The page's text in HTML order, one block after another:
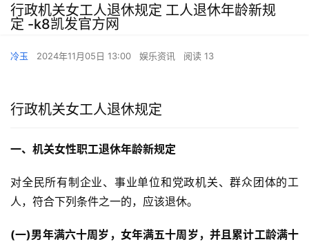
行政机关女工人退休规定 工人退休年龄新规
定 -k8凯发官方网
冷玉 2024年11月05日 13:00 娱乐资讯 阅读 13
行政机关女工人退休规定
一、机关女性职工退休年龄新规定
对全民所有制企业、事业单位和党政机关、群众团体的工
人，符合下列条件之一的，应该退休。
(一)男年满六十周岁，女年满五十周岁，并且累计工龄满十